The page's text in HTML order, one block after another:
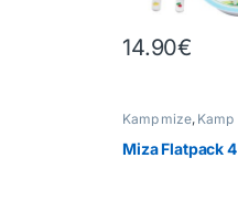
14.90€
Kamp mize, Kamp
pohištvo
Miza Flatpack 4